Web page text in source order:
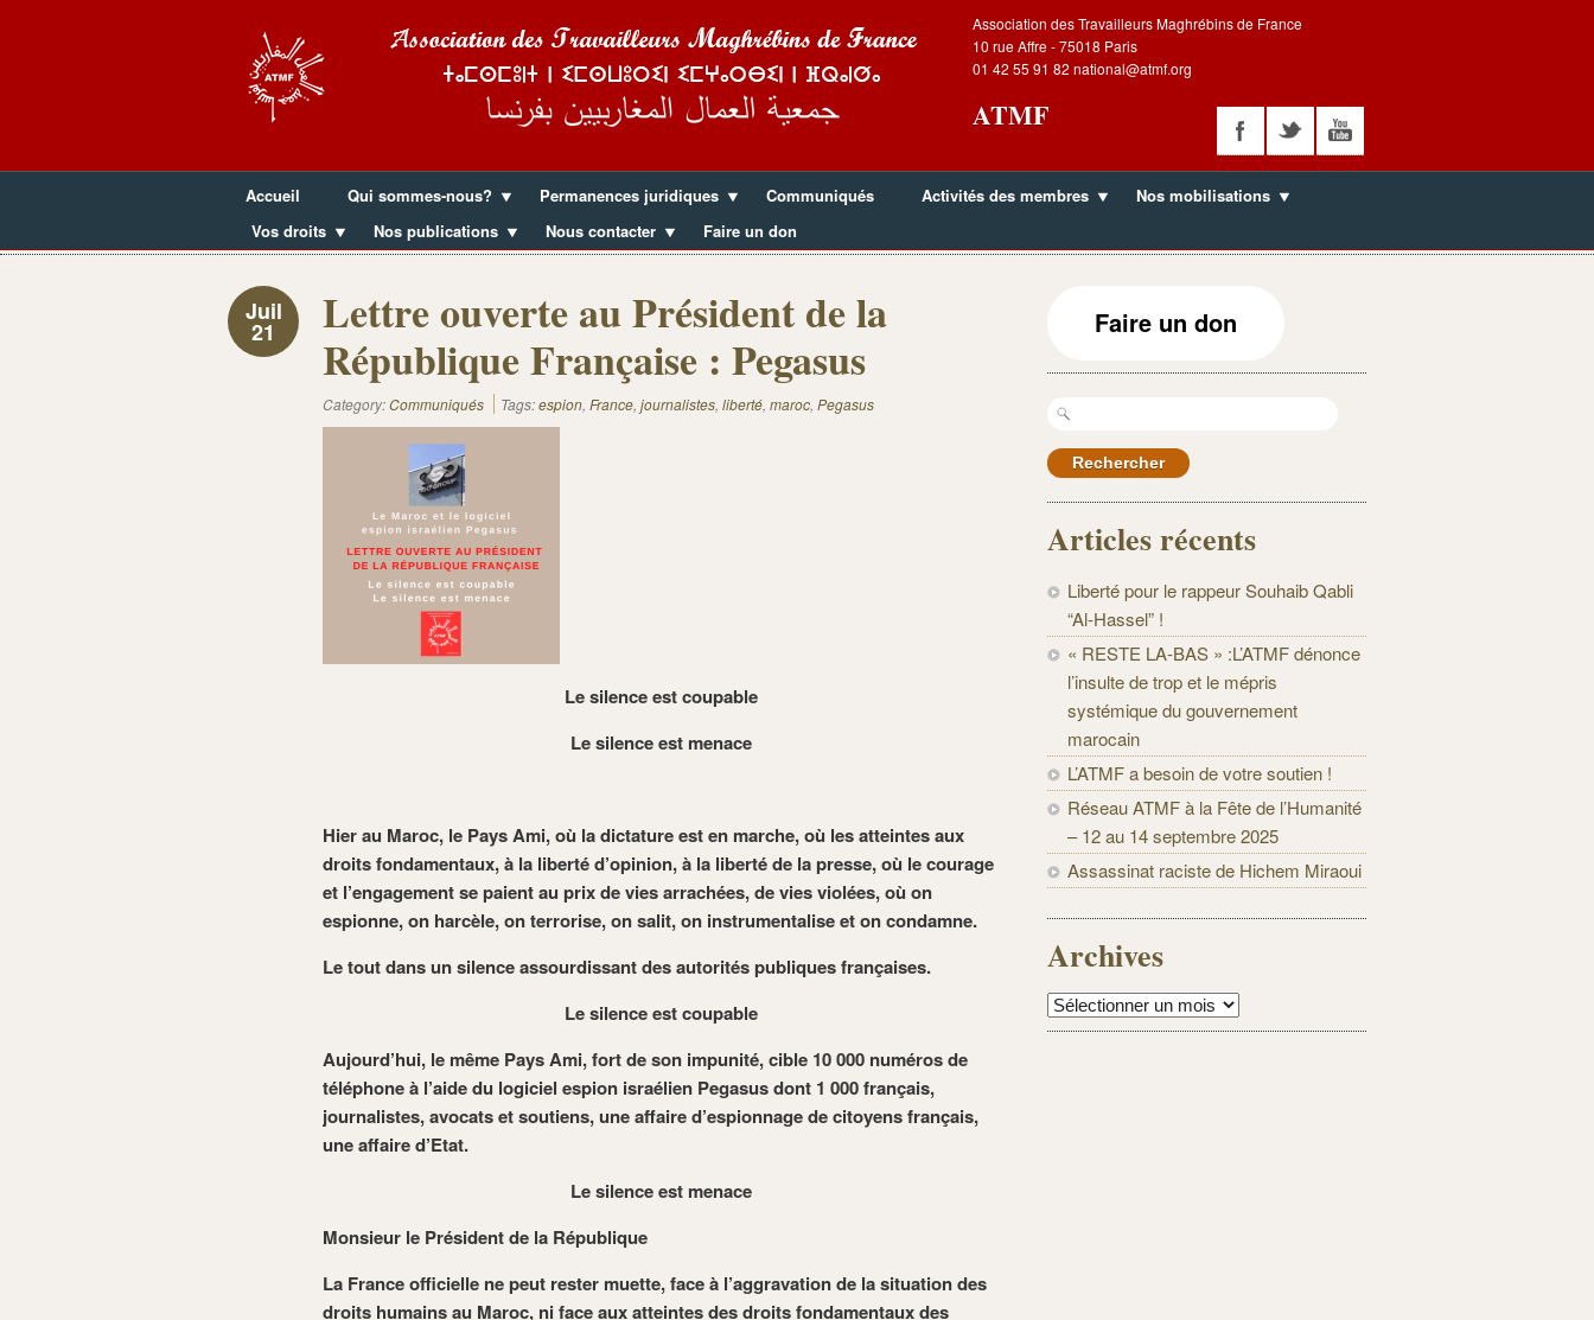
Association des Travailleurs Maghrébins de France
10 rue Affre - 75018 Paris
01 42 55 91 82 national@atmf.org
ATMF
Accueil Qui sommes-nous? Permanences juridiques Communiqués Activités des membres
Nos mobilisations
Vos droits
Nos publications Nous contacter Faire un don
Juil
21
Lettre ouverte au Président de la
République Française : Pegasus
Category:Communiqués Tags:espion, France, journalistes, liberté, maroc, Pegasus
Le silence est coupable
Le silence est menace
Hier au Maroc, le Pays Ami, où la dictature est en marche, où les atteintes aux
droits fondamentaux, à la liberté d’opinion, à la liberté de la presse, où le courage
et l’engagement se paient au prix de vies arrachées, de vies violées, où on
espionne, on harcèle, on terrorise, on salit, on instrumentalise et on condamne.
Le tout dans un silence assourdissant des autorités publiques françaises.
Le silence est coupable
Aujourd’hui, le même Pays Ami, fort de son impunité, cible 10 000 numéros de
téléphone à l’aide du logiciel espion israélien Pegasus dont 1 000 français,
journalistes, avocats et soutiens, une affaire d’espionnage de citoyens français,
une affaire d’Etat.
Le silence est menace
Monsieur le Président de la République
La France officielle ne peut rester muette, face à l’aggravation de la situation des
droits humains au Maroc, ni face aux atteintes des droits fondamentaux des
Faire un don
Rechercher :
Articles récents
Liberté pour le rappeur Souhaib Qabli
“Al-Hassel” !
« RESTE LA-BAS » :L’ATMF dénonce
l’insulte de trop et le mépris
systémique du gouvernement
marocain
L’ATMF a besoin de votre soutien !
Réseau ATMF à la Fête de l’Humanité
– 12 au 14 septembre 2025
Assassinat raciste de Hichem Miraoui
Archives
Archives